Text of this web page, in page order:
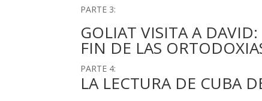
PARTE 3:
GOLIAT VISITA A
FIN DE LAS
PARTE 4:
LA LECTURA DE CUBA